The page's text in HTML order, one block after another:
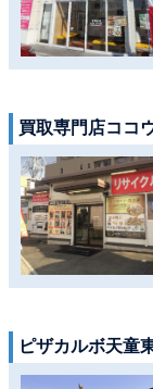
買取専門店ココ
ピザカルボ天童